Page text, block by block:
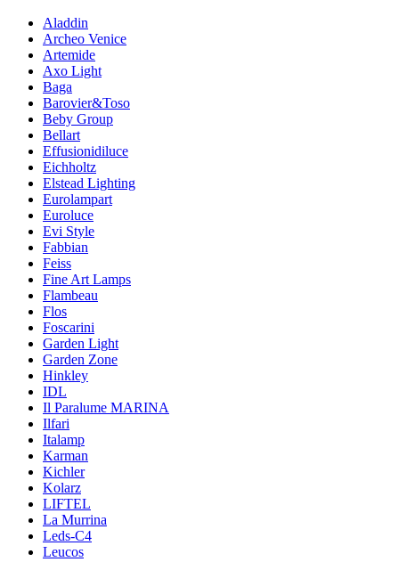
Aladdin
Archeo Venice
Artemide
Axo Light
Baga
Barovier&Toso
Beby Group
Bellart
Effusionidiluce
Eichholtz
Elstead Lighting
Eurolampart
Euroluce
Evi Style
Fabbian
Feiss
Fine Art Lamps
Flambeau
Flos
Foscarini
Garden Light
Garden Zone
Hinkley
IDL
Il Paralume MARINA
Ilfari
Italamp
Karman
Kichler
Kolarz
LIFTEL
La Murrina
Leds-C4
Leucos